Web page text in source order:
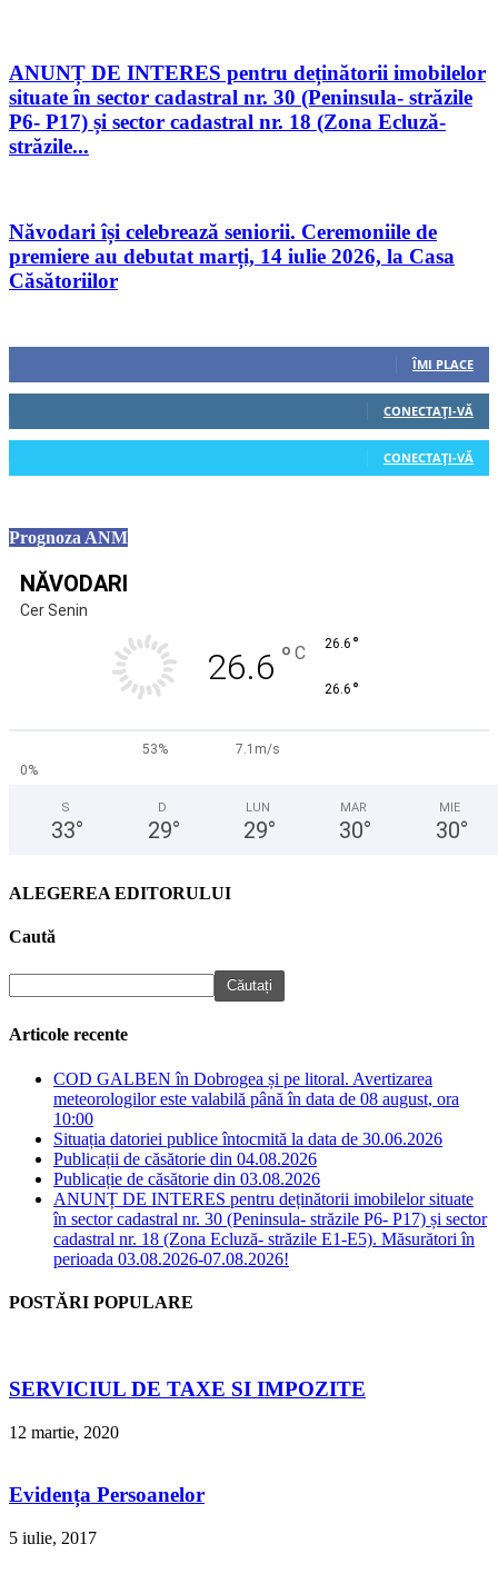
ANUNȚ DE INTERES pentru deținătorii imobilelor
situate în sector cadastral nr. 30 (Peninsula- străzile
P6- P17) și sector cadastral nr. 18 (Zona Ecluză-
străzile...
Năvodari își celebrează seniorii. Ceremoniile de
premiere au debutat marți, 14 iulie 2026, la Casa
Căsătoriilor
ÎMI PLACE
CONECTAȚI-VĂ
CONECTAȚI-VĂ
Prognoza ANM
NĂVODARI
Cer Senin
26.6 ° C 26.6 °
26.6 °
53%
7.1m/s
0%
S
33°
D
29°
LUN
29°
MAR
30°
MIE
30°
ALEGEREA EDITORULUI
Caută
Articole recente
COD GALBEN în Dobrogea și pe litoral. Avertizarea
meteorologilor este valabilă până în data de 08 august, ora
10:00
Situația datoriei publice întocmită la data de 30.06.2026
Publicații de căsătorie din 04.08.2026
Publicație de căsătorie din 03.08.2026
ANUNȚ DE INTERES pentru deținătorii imobilelor situate
în sector cadastral nr. 30 (Peninsula- străzile P6- P17) și sector
cadastral nr. 18 (Zona Ecluză- străzile E1-E5). Măsurători în
perioada 03.08.2026-07.08.2026!
POSTĂRI POPULARE
SERVICIUL DE TAXE SI IMPOZITE
12 martie, 2020
Evidența Persoanelor
5 iulie, 2017